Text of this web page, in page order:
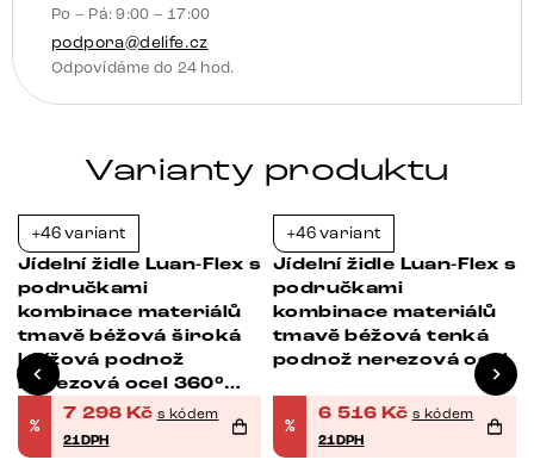
otočná
o
360°
houpací
množství
Po – Pá: 9:00 – 17:00
podpora@delife.cz
Odpovídáme do 24 hod.
Varianty produktu
+46 variant
Jídelní židle Luan-Flex s
područkami
kombinace materiálů
tmavě béžová široká
křížová podnož
nerezová ocel 360°
otočná
%
7 298 Kč s kódem
21DPH
+46 variant
Jídelní židle Luan-Flex s
područkami
kombinace materiálů
tmavě béžová tenká
podnož nerezová ocel
%
6 516 Kč s kódem
21DPH